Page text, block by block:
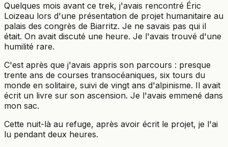
Quelques mois avant ce trek, j'avais rencontré Éric
Loizeau lors d'une présentation de projet humanitaire au
palais des congrès de Biarritz. Je ne savais pas qui il
était. On avait discuté une heure. Je l'avais trouvé d'une
humilité rare.
C'est après que j'avais appris son parcours : presque
trente ans de courses transocéaniques, six tours du
monde en solitaire, suivi de vingt ans d'alpinisme. Il avait
écrit un livre sur son ascension. Je l'avais emmené dans
mon sac.
Cette nuit-là au refuge, après avoir écrit le projet, je l'ai
lu pendant deux heures.